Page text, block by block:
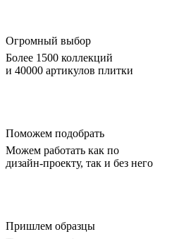
Огромный выбор
Более 1500 коллекций
и 40000 артикулов плитки
Поможем подобрать
Можем работать как по
дизайн-проекту, так и без него
Пришлем образцы